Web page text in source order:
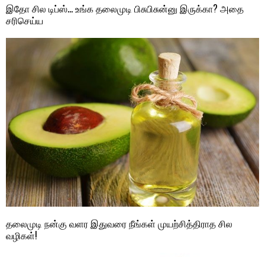
இதோ சில டிப்ஸ்… உங்க தலைமுடி பிசுபிசுன்னு இருக்கா? அதை
சரிசெய்ய
தலைமுடி நன்கு வளர இதுவரை நீங்கள் முயற்சித்திராத சில
வழிகள்!